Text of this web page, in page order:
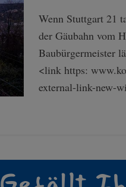
Wenn Stuttgart 21
der Gäubahn vom
Baubürgermeister
<link https:
external-link-n­ew-